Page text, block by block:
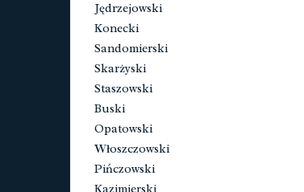
Jędrzejowski
Konecki
Sandomierski
Skarżyski
Staszowski
Buski
Opatowski
Włoszczowski
Pińczowski